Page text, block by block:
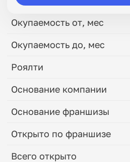
Окупаемость от, мес
Окупаемость до, мес
Роялти
Основание компании
Основание франшизы
Открыто по франшизе
Всего открыто